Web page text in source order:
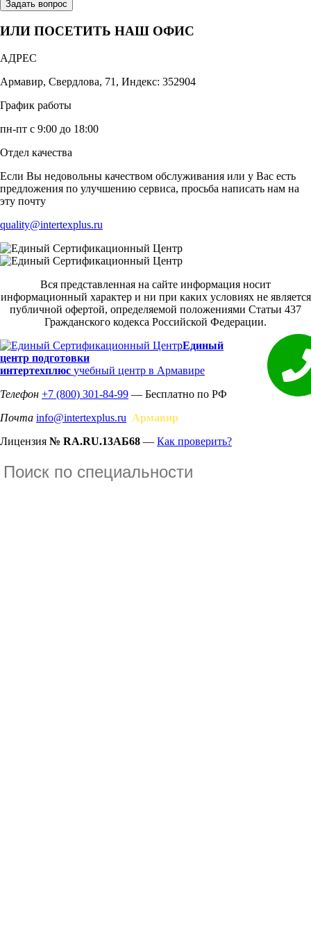
Задать вопрос
ИЛИ ПОСЕТИТЬ НАШ ОФИС
АДРЕС
Армавир, Свердлова, 71, Индекс: 352904
График работы
пн-пт с 9:00 до 18:00
Отдел качества
Если Вы недовольны качеством обслуживания или у Вас есть
предложения по улучшению сервиса, просьба написать нам на
эту почту
quality@intertexplus.ru
Вся представленная на сайте информация носит
информационный характер и ни при каких условиях не является
публичной офертой, определяемой положениями Статьи 437
Гражданского кодекса Российской Федерации.
Единый
центр подготовки
интертехплюс учебный центр в Армавире
Телефон +7 (800) 301-84-99 — Бесплатно по РФ
Почта info@intertexplus.ru Армавир
Лицензия № RA.RU.13АБ68 — Как проверить?